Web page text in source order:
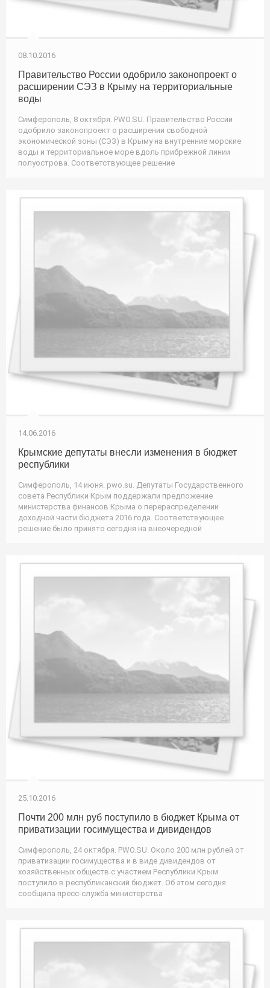
08.10.2016
Правительство России одобрило законопроект о
расширении СЭЗ в Крыму на территориальные
воды
Симферополь, 8 октября. PWO.SU. Правительство России
одобрило законопроект о расширении свободной
экономической зоны (СЭЗ) в Крыму на внутренние морские
воды и территориальное море вдоль прибрежной линии
полуострова. Соответствующее решение
14.06.2016
Крымские депутаты внесли изменения в бюджет
республики
Симферополь, 14 июня. pwo.su. Депутаты Государственного
совета Республики Крым поддержали предложение
министерства финансов Крыма о перераспределении
доходной части бюджета 2016 года. Соответствующее
решение было принято сегодня на внеочередной
25.10.2016
Почти 200 млн руб поступило в бюджет Крыма от
приватизации госимущества и дивидендов
Симферополь, 24 октября. PWO.SU. Около 200 млн рублей от
приватизации госимущества и в виде дивидендов от
хозяйственных обществ с участием Республики Крым
поступило в республиканский бюджет. Об этом сегодня
сообщила пресс-служба министерства